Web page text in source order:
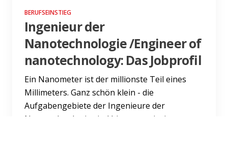
BERUFSEINSTIEG
Ingenieur der
Nanotechnologie /Engineer of
nanotechnology: Das Jobprofil
Ein Nanometer ist der millionste Teil eines
Millimeters. Ganz schön klein - die
Aufgabengebiete der Ingenieure der
Nanotechnologie sind hingegen riesi...